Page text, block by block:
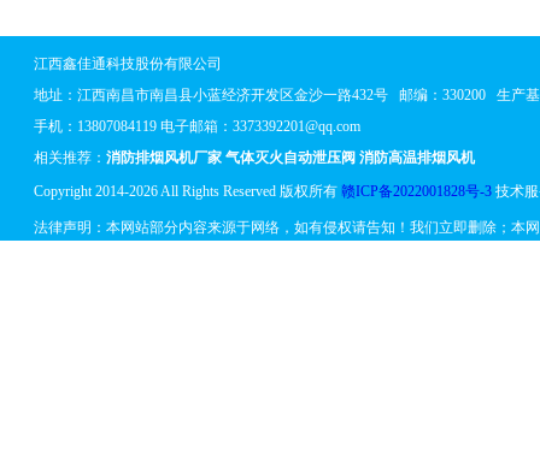
江西鑫佳通科技股份有限公司
地址： 江西南昌市南昌县小蓝经济开发区金沙一路432号邮编：330200 生产基
手机：13807084119 电子邮箱：3373392201@qq.com
相关推荐： 消防排烟风机厂家 气体灭火自动泄压阀 消防高温排烟风机
Copyright 2014-2026 All Rights Reserved 版权所有 赣ICP备2022001828号-3技术服
法律声明：本网站部分内容来源于网络，如有侵权请告知！我们立即删除；本